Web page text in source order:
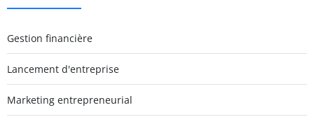
Gestion financière
Lancement d'entreprise
Marketing entrepreneurial